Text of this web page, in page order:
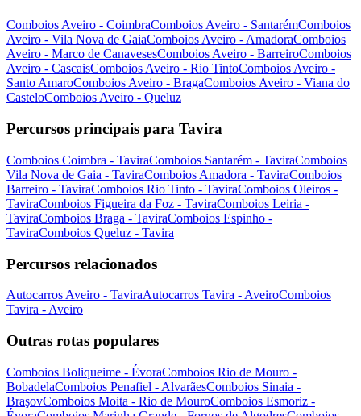
Comboios Aveiro - CoimbraComboios Aveiro - SantarémComboios
Aveiro - Vila Nova de GaiaComboios Aveiro - AmadoraComboios
Aveiro - Marco de CanavesesComboios Aveiro - BarreiroComboios
Aveiro - CascaisComboios Aveiro - Rio TintoComboios Aveiro -
Santo AmaroComboios Aveiro - BragaComboios Aveiro - Viana do
CasteloComboios Aveiro - Queluz
Percursos principais para Tavira
Comboios Coimbra - TaviraComboios Santarém - TaviraComboios
Vila Nova de Gaia - TaviraComboios Amadora - TaviraComboios
Barreiro - TaviraComboios Rio Tinto - TaviraComboios Oleiros -
TaviraComboios Figueira da Foz - TaviraComboios Leiria -
TaviraComboios Braga - TaviraComboios Espinho -
TaviraComboios Queluz - Tavira
Percursos relacionados
Autocarros Aveiro - TaviraAutocarros Tavira - AveiroComboios
Tavira - Aveiro
Outras rotas populares
Comboios Boliqueime - ÉvoraComboios Rio de Mouro -
BobadelaComboios Penafiel - AlvarãesComboios Sinaia -
BraşovComboios Moita - Rio de MouroComboios Esmoriz -